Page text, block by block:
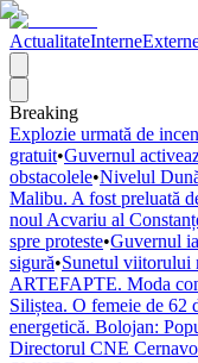
ActualitateInterne
Breaking
Explozie urmată de
gratuit•Guvernul
obstacolele•Nivelul
Malibu. A fost preluată
noul Acvariu al
spre proteste•Guvernul
sigură•Sunetul viitorului
ARTEFAPTE. Moda
Siliștea. O femeie de 62
energetică. Bolojan:
Directorul CNE